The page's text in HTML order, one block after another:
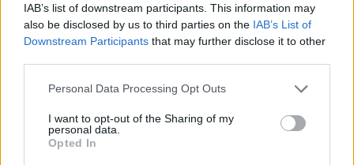
IAB’s list of downstream participants. This information may
also be disclosed by us to third parties on the IAB’s List of
Downstream Participants that may further disclose it to other
Personal Data Processing Opt Outs
I want to opt-out of the Sharing of my
personal data.
Opted In